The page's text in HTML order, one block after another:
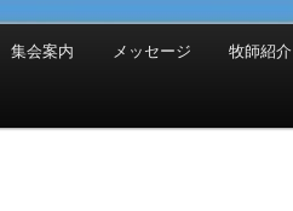
集会案内 メッセージ 牧師紹介